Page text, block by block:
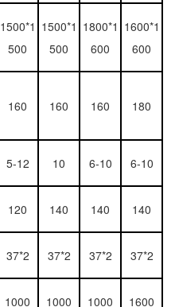
1500*1
500
1500*1
500
1800*1
600
1600*1
600
160 160 160 180
5-12 10 6-10 6-10
120 140 140 140
37*2 37*2 37*2 37*2
1000 1000 1000 1600